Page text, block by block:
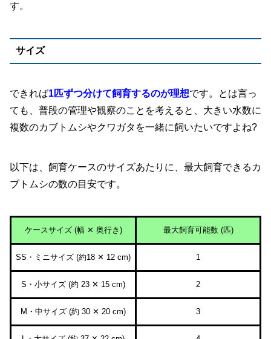
す。
サイズ
できれば1匹ずつ分けて飼育するのが理想です。とは言っ
ても、普段の管理や観察のことを考えると、大きい水数に
複数のカブトムシやクワガタを一緒に飼いたいですよね?
以下は、飼育ケースのサイズあたりに、最大飼育できるカ
ブトムシの数の目安です。
ケースサイズ (幅 ✕ 奥行き) 最大飼育可能数 (匹)
SS・ミニサイズ (約18 ✕ 12 cm) 1
S・小サイズ (約 23 ✕ 15 cm) 2
M・中サイズ (約 30 ✕ 20 cm) 3